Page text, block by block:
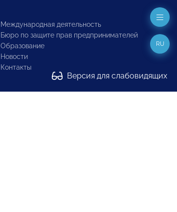
Международная деятельность
Бюро по защите прав предпринимателей
Образование
Новости
Контакты
Версия для слабовидящих
RU